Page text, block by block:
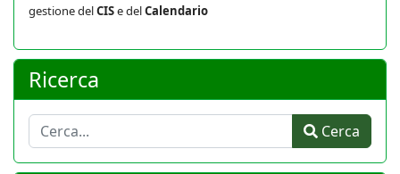
gestione delCISe delCalendario
Ricerca
Cerca Cerca